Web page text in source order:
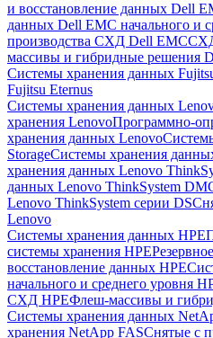
и восстановление данных Dell
данных Dell EMC начального и
производства СХД Dell EMC
массивы и гибридные решения
Системы хранения данных
Fujitsu Eternus
Системы хранения данных
хранения LenovoПрограммно-
хранения данных Lenovo
StorageСистемы хранения
хранения данных Lenovo
данных Lenovo ThinkSystem DM
Lenovo ThinkSystem серии DS
Lenovo
Системы хранения данных HPE
системы хранения HPE
восстановление данных HPE
начального и среднего уровня
СХД HPEФлеш-массивы и
Cистемы хранения данных
хранения NetApp FASСнятые с